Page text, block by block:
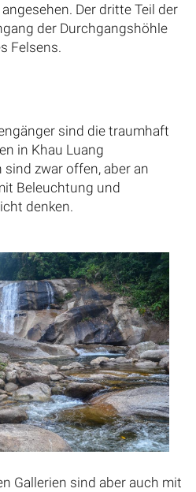
Der dritte Teil der
der Durchgangshöhle
Felsens.
sind die traumhaft
in Khau Luang
sind zwar offen, aber an
Beleuchtung und
denken.
Gallerien sind aber auch mit